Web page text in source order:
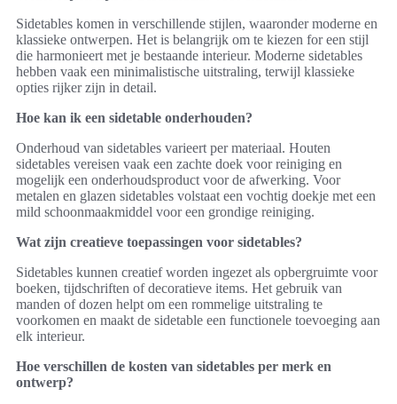
Sidetables komen in verschillende stijlen, waaronder moderne en
klassieke ontwerpen. Het is belangrijk om te kiezen for een stijl
die harmonieert met je bestaande interieur. Moderne sidetables
hebben vaak een minimalistische uitstraling, terwijl klassieke
opties rijker zijn in detail.
Hoe kan ik een sidetable onderhouden?
Onderhoud van sidetables varieert per materiaal. Houten
sidetables vereisen vaak een zachte doek voor reiniging en
mogelijk een onderhoudsproduct voor de afwerking. Voor
metalen en glazen sidetables volstaat een vochtig doekje met een
mild schoonmaakmiddel voor een grondige reiniging.
Wat zijn creatieve toepassingen voor sidetables?
Sidetables kunnen creatief worden ingezet als opbergruimte voor
boeken, tijdschriften of decoratieve items. Het gebruik van
manden of dozen helpt om een rommelige uitstraling te
voorkomen en maakt de sidetable een functionele toevoeging aan
elk interieur.
Hoe verschillen de kosten van sidetables per merk en
ontwerp?